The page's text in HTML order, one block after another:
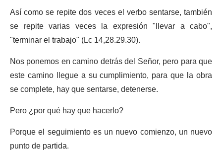
Así como se repite dos veces el verbo sentarse, también
se repite varias veces la expresión "llevar a cabo",
"terminar el trabajo" (Lc 14,28.29.30).
Nos ponemos en camino detrás del Señor, pero para que
este camino llegue a su cumplimiento, para que la obra
se complete, hay que sentarse, detenerse.
Pero ¿por qué hay que hacerlo?
Porque el seguimiento es un nuevo comienzo, un nuevo
punto de partida.